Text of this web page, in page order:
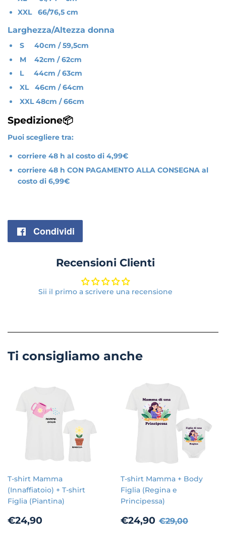
XXL 66/76,5 cm
Larghezza/Altezza donna
S 40cm / 59,5cm
M 42cm / 62cm
L 44cm / 63cm
XL 46cm / 64cm
XXL 48cm / 66cm
Spedizione📦
Puoi scegliere tra:
corriere 48 h al costo di 4,99€
corriere 48 h CON PAGAMENTO ALLA CONSEGNA al
costo di 6,99€
Condividi
Facebook
Recensioni Clienti
Sii il primo a scrivere una recensione
Ti consigliamo anche
T-shirt Mamma
(Innaffiatoio) + T-shirt
Figlia (Piantina)
Prezzo
€24,90
T-shirt Mamma + Body
Figlia (Regina e
Principessa)
Prezzo
scontato
€24,90 €24,90
Prezzo di
€29,00